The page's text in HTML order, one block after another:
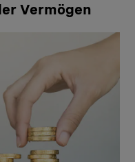
Vermögen